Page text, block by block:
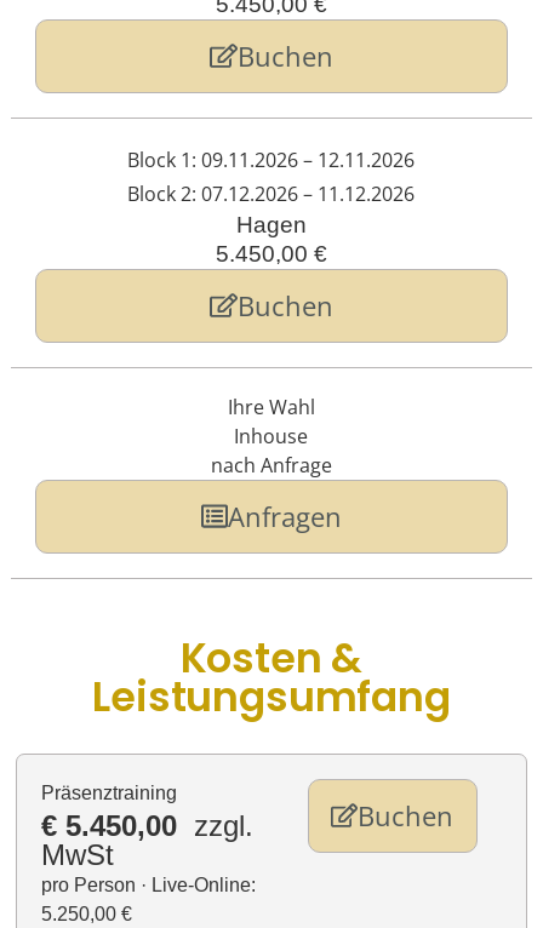
Buchen
Block 1: 09.11.2026 – 12.11.2026
Block 2: 07.12.2026 – 11.12.2026
Hagen
5.450,00 €
Buchen
Ihre Wahl
Inhouse
nach Anfrage
Anfragen
Kosten &
Leistungsumfang
Präsenztraining
€ 5.450,00 zzgl.
MwSt
pro Person · Live-Online:
5.250,00 €
Buchen